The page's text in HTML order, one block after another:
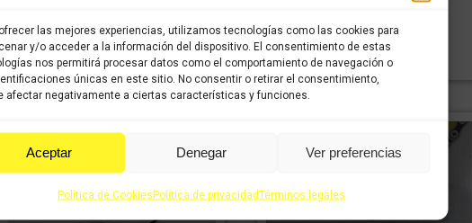
las mejores experiencias, utilizamos tecnologías como las cookies para
y/o acceder a la información del dispositivo. El consentimiento de estas
nos permitirá procesar datos como el comportamiento de navegación o
únicas en este sitio. No consentir o retirar el consentimiento,
afectar negativamente a ciertas características y funciones.
Aceptar Denegar Ver preferencias
Política de CookiesPolítica de privacidadTérminos legales
Comprar